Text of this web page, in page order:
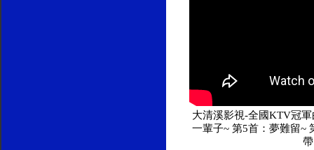
大清溪影視-全國KTV冠
一輩子~ 第5首：夢難留~